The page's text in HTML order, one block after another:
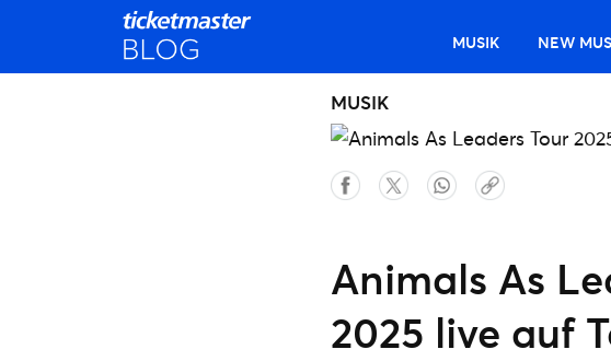
MUSIK NEW
MUSIK
Animals As
2025 live auf